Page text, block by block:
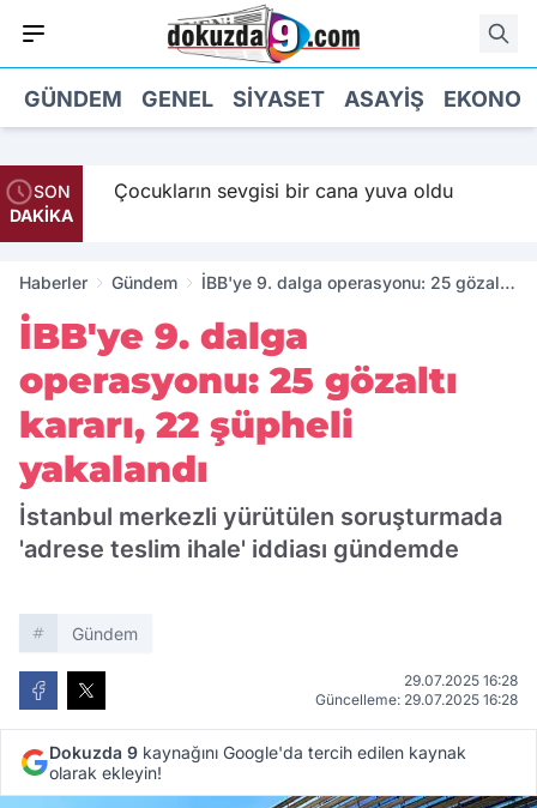
GÜNDEM GENEL SIYASET ASAYIŞ
SON
DAKİKA
Çocukların sevgisi bir cana yuva oldu
Haberler Gündem
İBB'ye 9. dalga operasyonu: 25 gözaltı
İBB'ye 9. dalga
operasyonu: 25 gözaltı
kararı, 22 şüpheli
yakalandı
İstanbul merkezli yürütülen soruşturmada
'adrese teslim ihale' iddiası gündemde
Gündem
29.07.2025 16:28
Güncelleme: 29.07.2025 16:28
Dokuzda 9 kaynağını Google'da tercih edilen kaynak
olarak ekleyin!